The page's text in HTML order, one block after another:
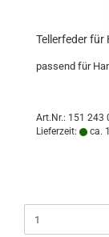
Tellerfeder für
passend für
Art.Nr.: 151 243
Lieferzeit:
ca.